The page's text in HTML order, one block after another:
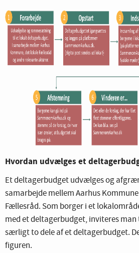
Hvordan udvælges et
Et deltagerbudget udvælges og
samarbejde mellem Aarhus
Fællesråd. Som borger i et
med et deltagerbudget, inviteres
særligt to dele af et deltagerbudget.
figuren.